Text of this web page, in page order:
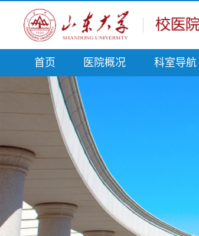
首页 医院概况 科室导航